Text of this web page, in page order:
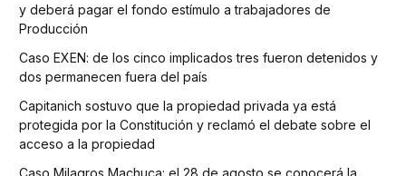
y deberá pagar el fondo estímulo a trabajadores de
Producción
Caso EXEN: de los cinco implicados tres fueron detenidos y
dos permanecen fuera del país
Capitanich sostuvo que la propiedad privada ya está
protegida por la Constitución y reclamó el debate sobre el
acceso a la propiedad